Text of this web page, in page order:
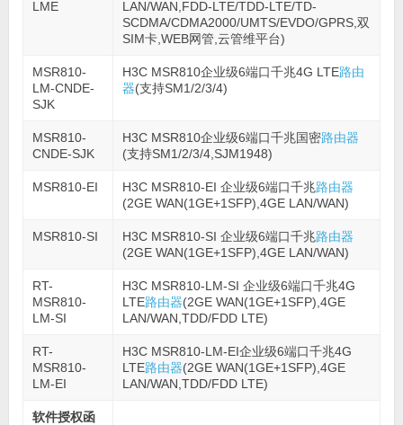
LME
LAN/WAN,FDD-LTE/TDD-LTE/TD-
SCDMA/CDMA2000/UMTS/EVDO/GPRS,双
SIM卡,WEB网管,云管维平台)
MSR810-
LM-CNDE-
SJK
H3C MSR810企业级6端口千兆4G LTE路由
器(支持SM1/2/3/4)
MSR810-
CNDE-SJK
H3C MSR810企业级6端口千兆国密路由器
(支持SM1/2/3/4,SJM1948)
MSR810-EI H3C MSR810-EI 企业级6端口千兆路由器
(2GE WAN(1GE+1SFP),4GE LAN/WAN)
MSR810-SI H3C MSR810-SI 企业级6端口千兆路由器
(2GE WAN(1GE+1SFP),4GE LAN/WAN)
RT-
MSR810-
LM-SI
H3C MSR810-LM-SI 企业级6端口千兆4G
LTE路由器(2GE WAN(1GE+1SFP),4GE
LAN/WAN,TDD/FDD LTE)
RT-
MSR810-
LM-EI
H3C MSR810-LM-EI企业级6端口千兆4G
LTE路由器(2GE WAN(1GE+1SFP),4GE
LAN/WAN,TDD/FDD LTE)
软件授权函